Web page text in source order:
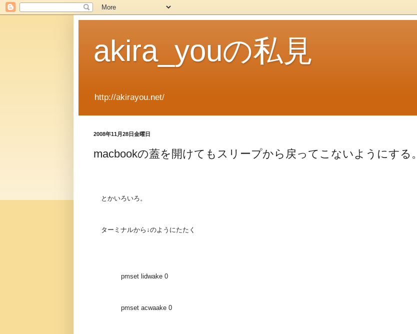
akira_youの私見
http://akirayou.net/
2008年11月28日金曜日
macbookの蓋を開けてもスリープから戻ってこないようにする。
とかいろいろ。
ターミナルから↓のようにたたく
pmset lidwake 0
pmset acwaake 0